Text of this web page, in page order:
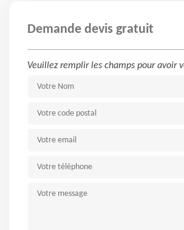
Demande devis gratuit
Veuillez remplir les champs pour avoir